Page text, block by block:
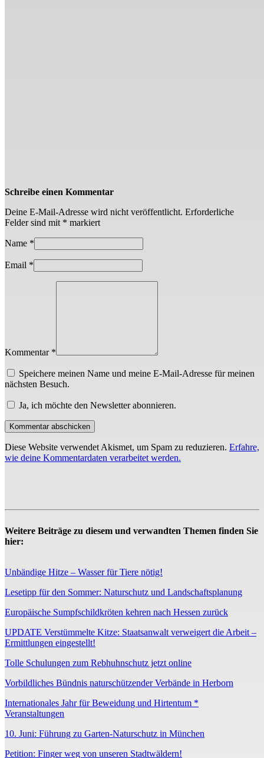
Schreibe einen Kommentar
Deine E-Mail-Adresse wird nicht veröffentlicht. Erforderliche
Felder sind mit * markiert
Name *
Email *
Kommentar *
Speichere meinen Name und meine E-Mail-Adresse für meinen
nächsten Besuch.
Ja, ich möchte den Newsletter abonnieren.
Diese Website verwendet Akismet, um Spam zu reduzieren. Erfahre,
wie deine Kommentardaten verarbeitet werden.
Weitere Beiträge zu diesem und verwandten Themen finden Sie
hier:
Unbändige Hitze – Wasser für Tiere nötig!
Lesetipp für den Sommer: Naturschutz und Landschaftsplanung
Europäische Sumpfschildkröten kehren nach Hessen zurück
UPDATE Verstümmelte Kitze: Staatsanwalt verweigert die Arbeit –
Ermittlungen eingestellt!
Tolle Schulungen zum Rebhuhnschutz jetzt online
Vorbildliches Bündnis naturschützender Verbände in Herborn
Internationales Jahr für Beweidung und Hirtentum *
Veranstaltungen
10. Juni: Führung zu Garten-Naturschutz in München
Petition: Finger weg von unseren Stadtwäldern!